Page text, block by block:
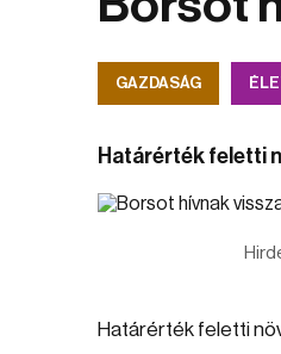
GAZDASÁG
Határérték feletti
Határérték feletti